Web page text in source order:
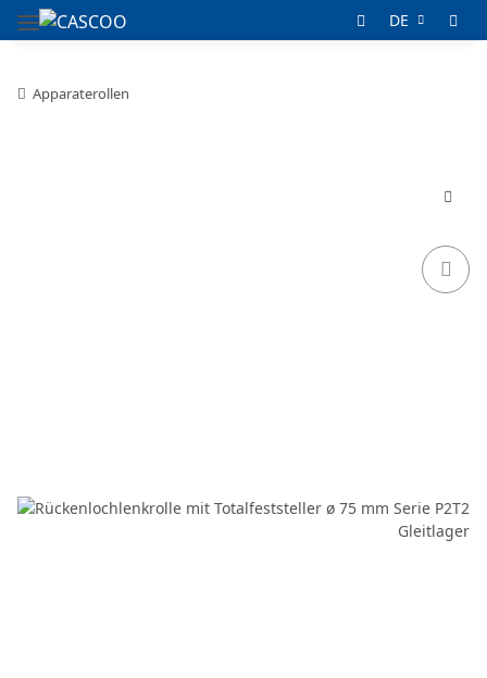
DE
Apparaterollen